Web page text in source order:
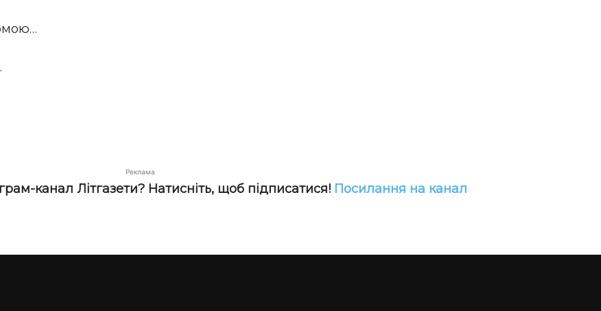
Реклама
канал Літгазети? Натисніть, щоб підписатися! Посилання на канал